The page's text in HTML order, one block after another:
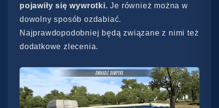
pojawiły się wywrotki. Je również można w
dowolny sposób ozdabiać.
Najprawdopodobniej będą związane z nimi też
dodatkowe zlecenia.